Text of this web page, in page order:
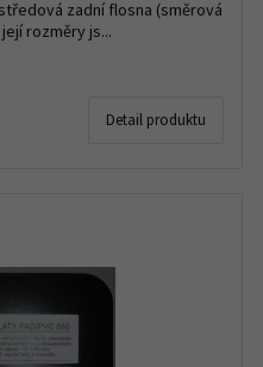
zadní flosna (směrová
rozměry js...
Detail produktu